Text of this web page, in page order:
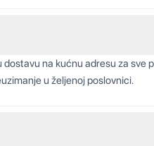
na kućnu adresu za sve
u željenoj poslovnici.